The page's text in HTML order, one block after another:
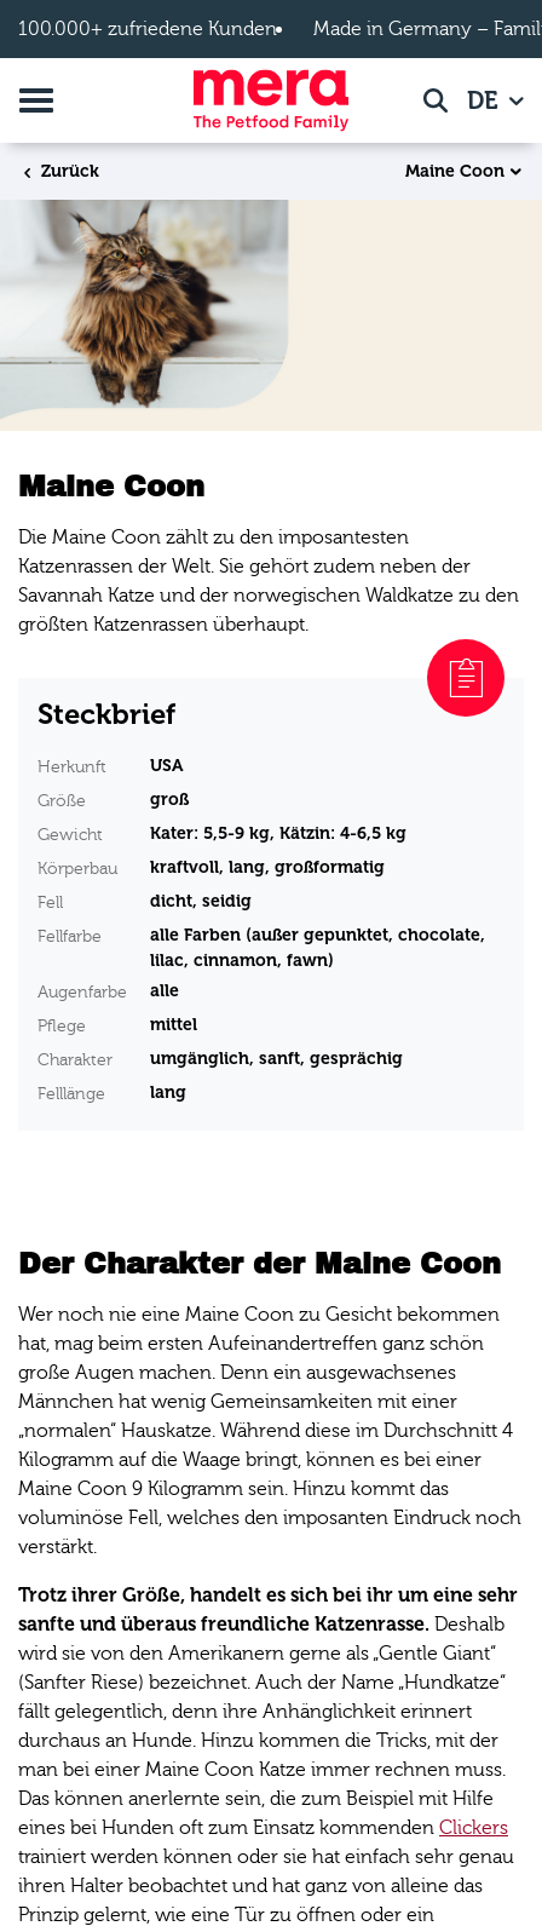
100.000+ zufriedene Kunden Made in Germany –
Navigation umschalten SucheDE
Zurück Maine Coon
Maine Coon
Die Maine Coon zählt zu den imposantesten
Katzenrassen der Welt. Sie gehört zudem neben der
Savannah Katze und der norwegischen Waldkatze zu den
größten Katzenrassen überhaupt.
Steckbrief
Herkunft USA
Größe groß
Gewicht Kater: 5,5-9 kg, Kätzin: 4-6,5 kg
Körperbau kraftvoll, lang, großformatig
Fell dicht, seidig
Fellfarbe
alle Farben (außer gepunktet, chocolate,
lilac, cinnamon, fawn)
Augenfarbe alle
Pflege mittel
Charakter umgänglich, sanft, gesprächig
Felllänge lang
Der Charakter der Maine Coon
Wer noch nie eine Maine Coon zu Gesicht bekommen
hat, mag beim ersten Aufeinandertreffen ganz schön
große Augen machen. Denn ein ausgewachsenes
Männchen hat wenig Gemeinsamkeiten mit einer
„normalen“ Hauskatze. Während diese im Durchschnitt 4
Kilogramm auf die Waage bringt, können es bei einer
Maine Coon 9 Kilogramm sein. Hinzu kommt das
voluminöse Fell, welches den imposanten Eindruck noch
verstärkt.
Trotz ihrer Größe, handelt es sich bei ihr um eine sehr
sanfte und überaus freundliche Katzenrasse. Deshalb
wird sie von den Amerikanern gerne als „Gentle Giant“
(Sanfter Riese) bezeichnet. Auch der Name „Hundkatze“
fällt gelegentlich, denn ihre Anhänglichkeit erinnert
durchaus an Hunde. Hinzu kommen die Tricks, mit der
man bei einer Maine Coon Katze immer rechnen muss.
Das können anerlernte sein, die zum Beispiel mit Hilfe
eines bei Hunden oft zum Einsatz kommenden Clickers
trainiert werden können oder sie hat einfach sehr genau
ihren Halter beobachtet und hat ganz von alleine das
Prinzip gelernt, wie eine Tür zu öffnen oder ein